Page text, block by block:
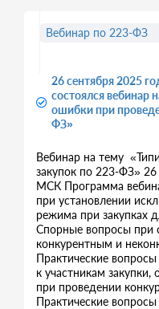
26 сентября 2025
состоялся вебинар
ошибки при
ФЗ»
Вебинар на тему
закупок по 223-ФЗ»
МСК Программа
при установлении
режима при закупках
Спорные вопросы при
конкурентным и
Практические
к участникам закупки,
при проведении
Практические вопросы
Вебинар по 223-ФЗ